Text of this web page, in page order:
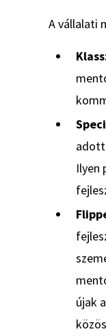
A vállalati
adott
Ilyen
újak